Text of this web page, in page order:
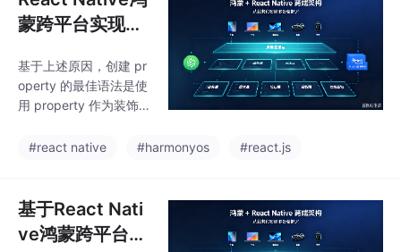
外。Python 中的混入类
是一种不应被初始化的
有类提供某种可复用。
虽然有这样的警告，但
类装饰器仍然是对流行
的一种简单又轻。在类
对象不再是被
蒙跨平台实现取
状态流转、搜索
筛选、多步表单
于快递单号、收
码的多维度搜索
筛选
基于上述原因，创建 pr
operty 的最佳语法是使
用 property 作为装饰
erty的工作方式，推荐
setter 行为的话，通常
意味着也需要修改 gett
er 的行为。property 提
#react native #harmonyos #react.js
基于React Nati
ve鸿蒙跨平台实